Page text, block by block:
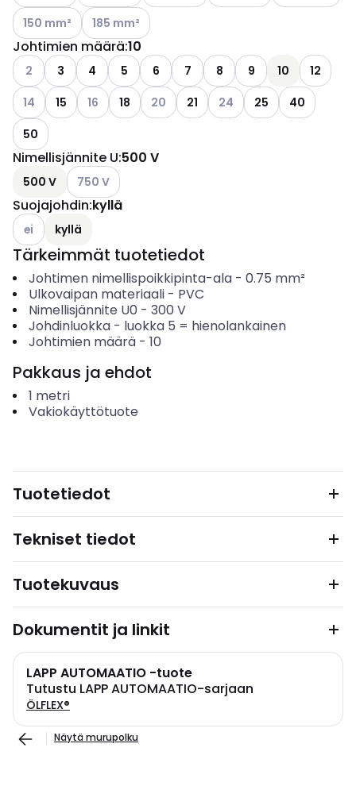
Katso käytettävissä olevat vaihtoehdot
150 mm² Katso käytettävissä olevat vaihtoehdot
185 mm²
Johtimien määrä:10
Katso käytettävissä olevat vaihtoehdot
2 3 4 5 6 7 8 9 10
12
Katso käytettävissä olevat vaihtoehdot
14 15 Katso käytettävissä olevat vaihtoehdot
16 18 Katso käytettävissä olevat
20 21 Katso käytettävissä
24 25
40
50
Nimellisjännite U:500 V
500 V Katso käytettävissä olevat vaihtoehdot
750 V
Suojajohdin:kyllä
Katso käytettävissä olevat vaihtoehdot
ei kyllä
Tärkeimmät tuotetiedot
Johtimen nimellispoikkipinta-ala- 0.75 mm²
Ulkovaipan materiaali- PVC
Nimellisjännite U0 - 300 V
Johdinluokka- luokka 5 = hienolankainen
Johtimien määrä- 10
Pakkaus ja ehdot
1 metri
Vakiokäyttötuote
Tuotetiedot
Tekniset tiedot
Tuotekuvaus
Dokumentit ja linkit
LAPP AUTOMAATIO -tuote
Tutustu LAPP AUTOMAATIO-sarjaan
ÖLFLEX®
Näytä murupolku